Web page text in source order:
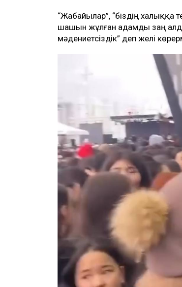
“Жабайылар”, “біздің халыққа
шашын жұлған адамды заң
мәдениетсіздік” деп желі